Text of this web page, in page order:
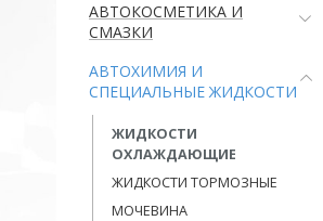
АВТОКОСМЕТИКА И
СМАЗКИ
АВТОХИМИЯ И
СПЕЦИАЛЬНЫЕ ЖИДКОСТИ
ЖИДКОСТИ
ОХЛАЖДАЮЩИЕ
ЖИДКОСТИ ТОРМОЗНЫЕ
МОЧЕВИНА